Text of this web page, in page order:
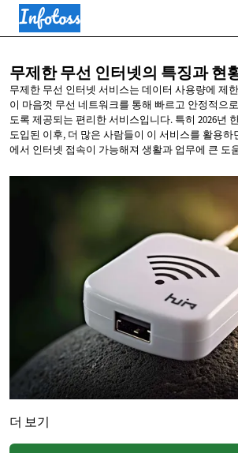
무제한 무선 인터넷의 특징과 현
무제한 무선 인터넷 서비스는 데이터 사용량에 제
이 마음껏 무선 네트워크를 통해 빠르고 안정적으
도록 제공되는 편리한 서비스입니다. 특히 2026년
도입된 이후, 더 많은 사람들이 이 서비스를 활용
에서 인터넷 접속이 가능해져 생활과 업무에 큰 도
더 보기